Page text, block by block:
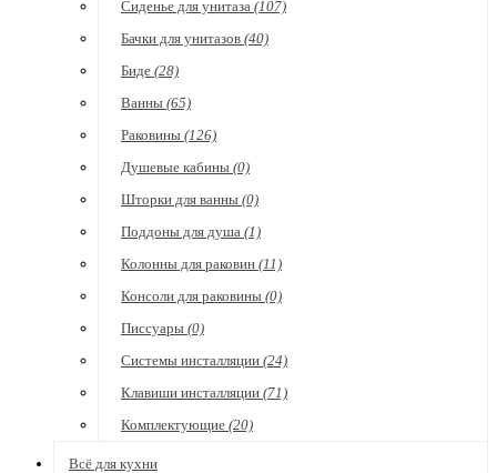
Сиденье для унитаза (107)
Бачки для унитазов (40)
Биде (28)
Ванны (65)
Раковины (126)
Душевые кабины (0)
Шторки для ванны (0)
Поддоны для душа (1)
Колонны для раковин (11)
Консоли для раковины (0)
Писсуары (0)
Системы инсталляции (24)
Клавиши инсталляции (71)
Комплектующие (20)
Всё для кухни